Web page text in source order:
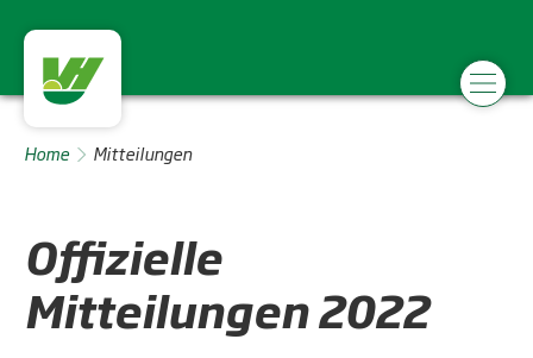
Home Mitteilungen
Offizielle
Mitteilungen2022